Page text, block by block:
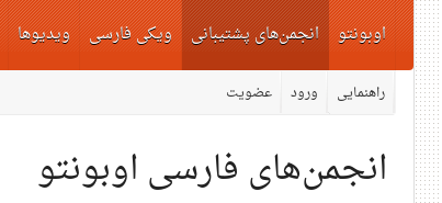
اوبونتو انجمن‌های پشتیبانی
راهنمایی ورود عضویت
ویکی فارسی ویدیوها
انجمن‌های فارسی اوبونتو